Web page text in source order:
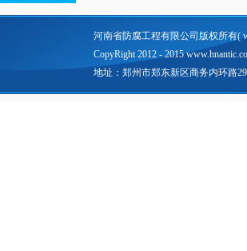
河南省防腐工程有限公司版权所有(
CopyRight 2012 - 2015
地址：郑州市郑东新区商务内环